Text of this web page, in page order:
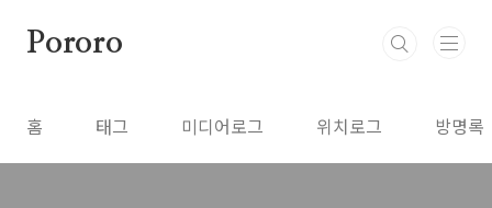
Pororo
홈 태그 미디어로그 위치로그 방명록